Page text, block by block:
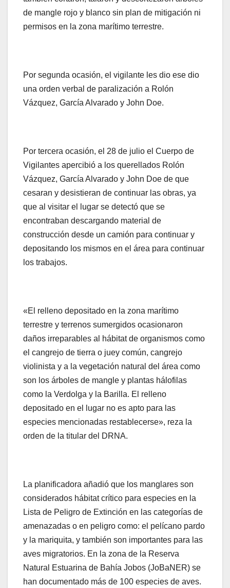
de mangle rojo y blanco sin plan de mitigación ni
permisos en la zona marítimo terrestre.
Por segunda ocasión, el vigilante les dio ese dio
una orden verbal de paralización a Rolón
Vázquez, García Alvarado y John Doe.
Por tercera ocasión, el 28 de julio el Cuerpo de
Vigilantes apercibió a los querellados Rolón
Vázquez, García Alvarado y John Doe de que
cesaran y desistieran de continuar las obras, ya
que al visitar el lugar se detectó que se
encontraban descargando material de
construcción desde un camión para continuar y
depositando los mismos en el área para continuar
los trabajos.
«El relleno depositado en la zona marítimo
terrestre y terrenos sumergidos ocasionaron
daños irreparables al hábitat de organismos como
el cangrejo de tierra o juey común, cangrejo
violinista y a la vegetación natural del área como
son los árboles de mangle y plantas hálofilas
como la Verdolga y la Barilla. El relleno
depositado en el lugar no es apto para las
especies mencionadas restablecerse», reza la
orden de la titular del DRNA.
La planificadora añadió que los manglares son
considerados hábitat crítico para especies en la
Lista de Peligro de Extinción en las categorías de
amenazadas o en peligro como: el pelícano pardo
y la mariquita, y también son importantes para las
aves migratorios. En la zona de la Reserva
Natural Estuarina de Bahía Jobos (JoBaNER) se
han documentado más de 100 especies de aves.